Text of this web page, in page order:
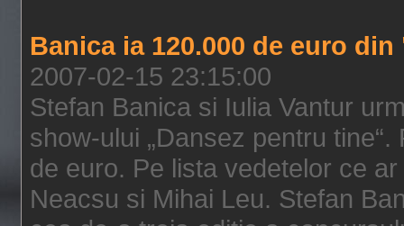
Banica ia 120.000 de euro
2007-02-15 23:15:00
Stefan Banica si Iulia Vantur
show-ului „Dansez pentru
de euro. Pe lista vedetelor ce
Neacsu si Mihai Leu. Stefan